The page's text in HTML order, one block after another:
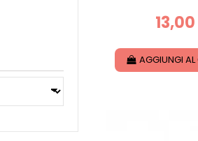
AGGIUNGI AL